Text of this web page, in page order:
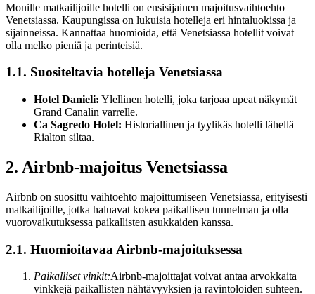
Monille matkailijoille hotelli on ensisijainen majoitusvaihtoehto
Venetsiassa. Kaupungissa on lukuisia hotelleja eri hintaluokissa ja
sijainneissa. Kannattaa huomioida, että Venetsiassa hotellit voivat
olla melko pieniä ja perinteisiä.
1.1. Suositeltavia hotelleja Venetsiassa
Hotel Danieli: Ylellinen hotelli, joka tarjoaa upeat näkymät
Grand Canalin varrelle.
Ca Sagredo Hotel: Historiallinen ja tyylikäs hotelli lähellä
Rialton siltaa.
2. Airbnb-majoitus Venetsiassa
Airbnb on suosittu vaihtoehto majoittumiseen Venetsiassa, erityisesti
matkailijoille, jotka haluavat kokea paikallisen tunnelman ja olla
vuorovaikutuksessa paikallisten asukkaiden kanssa.
2.1. Huomioitavaa Airbnb-majoituksessa
Paikalliset vinkit:Airbnb-majoittajat voivat antaa arvokkaita
vinkkejä paikallisten nähtävyyksien ja ravintoloiden suhteen.